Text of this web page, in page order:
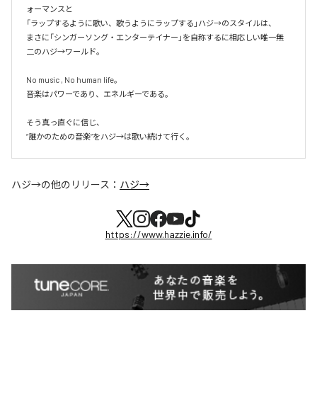
ォーマンスと
「ラップするように歌い、歌うようにラップする」ハジ→のスタイルは、
まさに「シンガーソング・エンターテイナー」を自称するに相応しい唯一無
二のハジ→ワールド。
No music , No human life。
音楽はパワーであり、エネルギーである。
そう真っ直ぐに信じ、
ハジ→の他のリリース： ハジ→
https://www.hazzie.info/